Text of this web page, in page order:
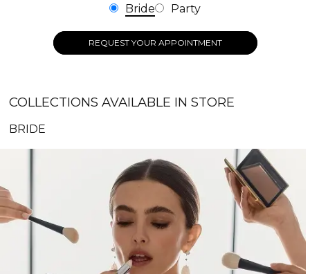
Bride Party
REQUEST YOUR APPOINTMENT
COLLECTIONS AVAILABLE IN STORE
BRIDE